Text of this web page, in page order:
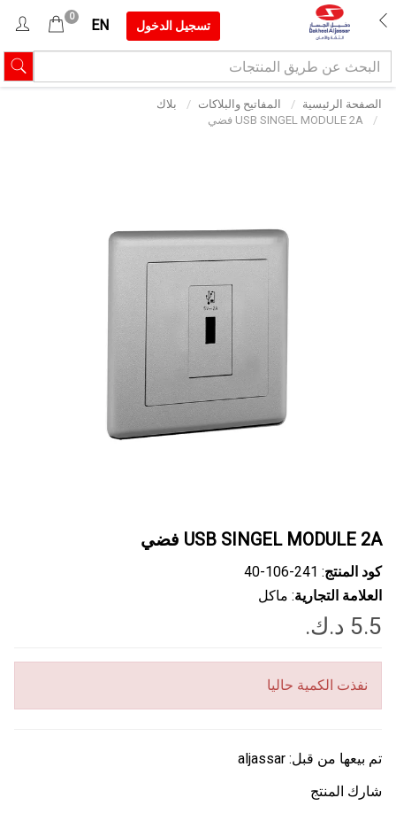
تسجيل الدخول EN
0
الصفحة الرئيسية المفاتيح والبلاكات
بلاك
USB SINGEL MODULE 2A فضي
كود المنتج: ‎40-106-241
العلامة التجارية: ماكل
نفذت الكمية حاليا
تم بيعها من قبل: aljassar
شارك المنتج